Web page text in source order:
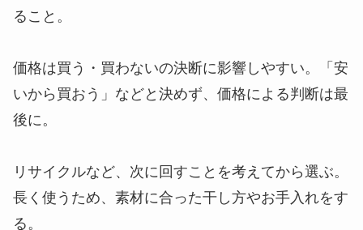
ること。
価格は買う・買わないの決断に影響しやすい。「安
いから買おう」などと決めず、価格による判断は最
後に。
リサイクルなど、次に回すことを考えてから選ぶ。
長く使うため、素材に合った干し方やお手入れをす
る。